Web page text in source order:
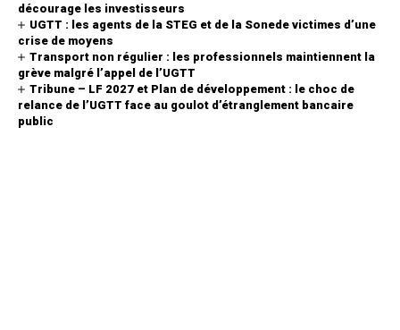
décourage les investisseurs
UGTT : les agents de la STEG et de la Sonede victimes d’une
crise de moyens
Transport non régulier : les professionnels maintiennent la
grève malgré l’appel de l’UGTT
Tribune – LF 2027 et Plan de développement : le choc de
relance de l’UGTT face au goulot d’étranglement bancaire
public